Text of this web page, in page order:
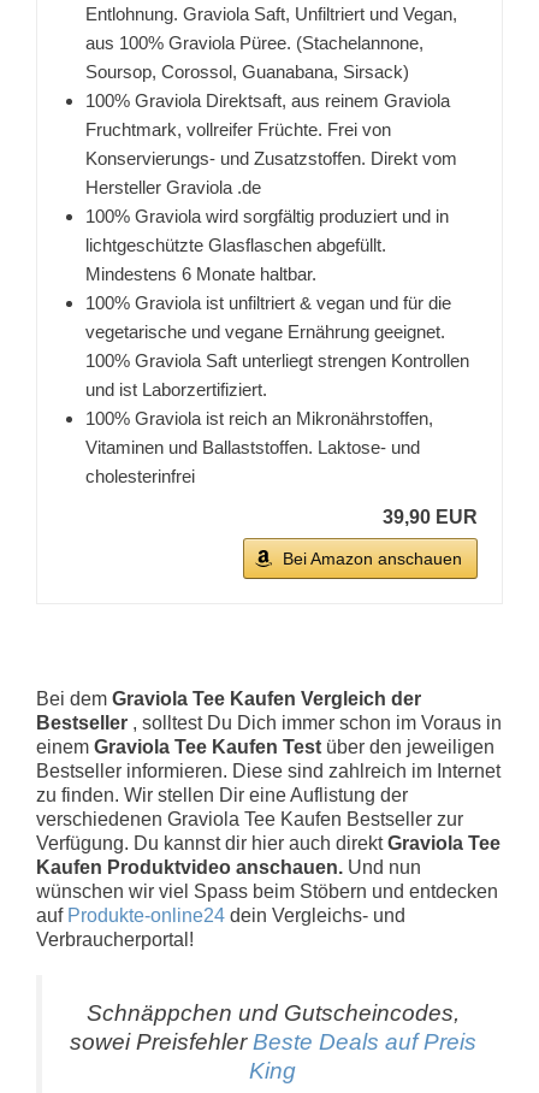
Entlohnung. Graviola Saft, Unfiltriert und Vegan,
aus 100% Graviola Püree. (Stachelannone,
Soursop, Corossol, Guanabana, Sirsack)
100% Graviola Direktsaft, aus reinem Graviola
Fruchtmark, vollreifer Früchte. Frei von
Konservierungs- und Zusatzstoffen. Direkt vom
Hersteller Graviola .de
100% Graviola wird sorgfältig produziert und in
lichtgeschützte Glasflaschen abgefüllt.
Mindestens 6 Monate haltbar.
100% Graviola ist unfiltriert & vegan und für die
vegetarische und vegane Ernährung geeignet.
100% Graviola Saft unterliegt strengen Kontrollen
und ist Laborzertifiziert.
100% Graviola ist reich an Mikronährstoffen,
Vitaminen und Ballaststoffen. Laktose- und
cholesterinfrei
39,90 EUR
Bei Amazon anschauen
Bei dem Graviola Tee Kaufen Vergleich der
Bestseller , solltest Du Dich immer schon im Voraus in
einem Graviola Tee Kaufen Test über den jeweiligen
Bestseller informieren. Diese sind zahlreich im Internet
zu finden. Wir stellen Dir eine Auflistung der
verschiedenen Graviola Tee Kaufen Bestseller zur
Verfügung. Du kannst dir hier auch direktGraviola Tee
Kaufen Produktvideo anschauen. Und nun
wünschen wir viel Spass beim Stöbern und entdecken
auf Produkte-online24 dein Vergleichs- und
Verbraucherportal!
Schnäppchen und Gutscheincodes,
sowei Preisfehler Beste Deals auf Preis
King